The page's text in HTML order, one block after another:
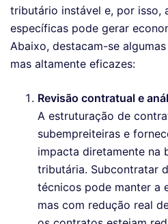
tributário instável e, por isso,
específicas pode gerar
Abaixo, destacam-se
mas altamente eficazes:
Revisão contratual e
A estruturação de
subempreiteiras e
impacta diretamente na
tributária. Subcontratar
técnicos pode manter a
mas com redução real